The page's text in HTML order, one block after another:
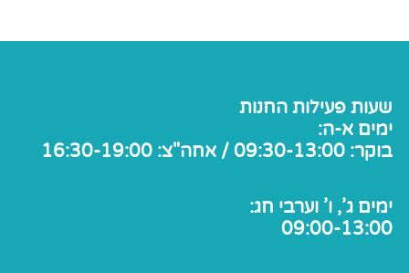
שעות פעילות החנות
ימים א-ה:
בוקר: 09:30-13:00 / אחה"צ: 16:30-19:00
ימים ג', ו' וערבי חג:
09:00-13:00